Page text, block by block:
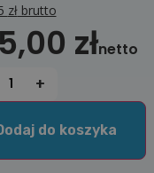
złbrutto
złnetto
+
do koszyka